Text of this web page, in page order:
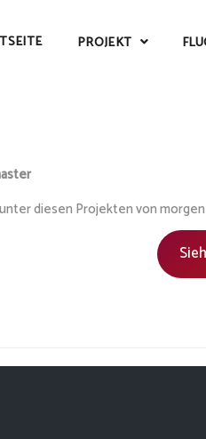
PROJEKT
diesen Projekten von